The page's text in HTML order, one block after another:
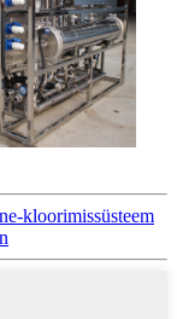
kloorimissüsteem